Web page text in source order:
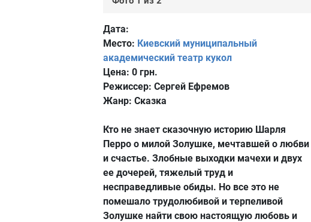
Дата:
Место: Киевский муниципальный
академический театр кукол
Цена: 0 грн.
Режиссер: Сергей Ефремов
Жанр: Сказка
Кто не знает сказочную историю Шарля
Перро о милой Золушке, мечтавшей о любви
и счастье. Злобные выходки мачехи и двух
ее дочерей, тяжелый труд и
несправедливые обиды. Но все это не
помешало трудолюбивой и терпеливой
Золушке найти свою настоящую любовь и